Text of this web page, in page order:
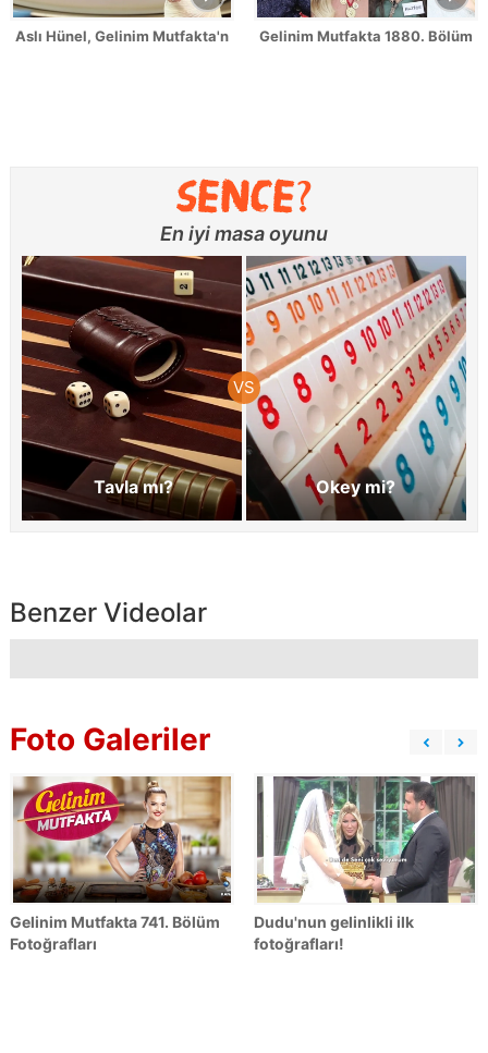
Aslı Hünel, Gelinim Mutfakta'nın 1879. Bölümünde en yüksek
Gelinim Mutfakta 1880. Bölüm
En iyi masa oyunu
Tavla mı? Okey mi?
Benzer Videolar
Foto Galeriler
Gelinim Mutfakta 741. Bölüm
Fotoğrafları
Dudu'nun gelinlikli ilk
fotoğrafları!